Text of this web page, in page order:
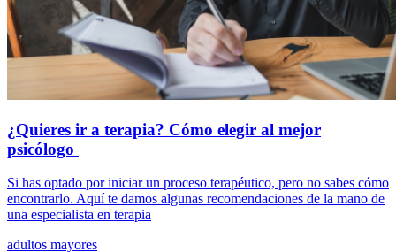
¿Quieres ir a terapia? Cómo elegir al mejor
psicólogo
Si has optado por iniciar un proceso terapéutico, pero no sabes cómo
encontrarlo. Aquí te damos algunas recomendaciones de la mano de
una especialista en terapia
adultos mayores